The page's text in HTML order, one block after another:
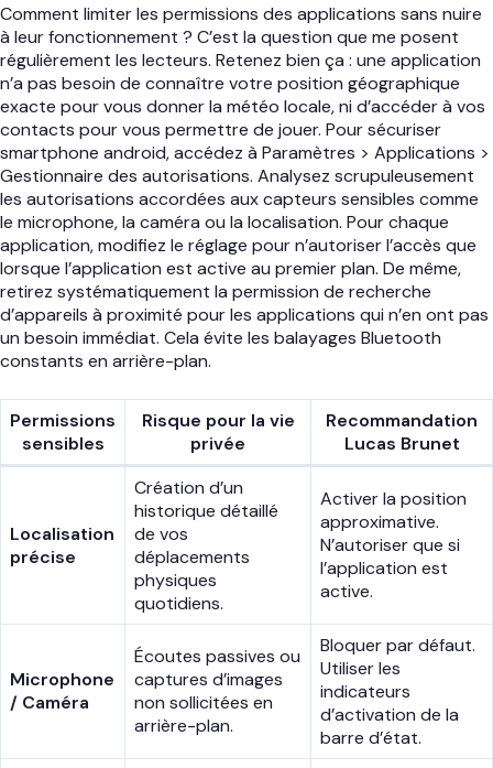
Comment limiter les permissions des applications sans nuire
à leur fonctionnement ? C’est la question que me posent
régulièrement les lecteurs. Retenez bien ça : une application
n’a pas besoin de connaître votre position géographique
exacte pour vous donner la météo locale, ni d’accéder à vos
contacts pour vous permettre de jouer. Pour sécuriser
smartphone android, accédez à Paramètres > Applications >
Gestionnaire des autorisations. Analysez scrupuleusement
les autorisations accordées aux capteurs sensibles comme
le microphone, la caméra ou la localisation. Pour chaque
application, modifiez le réglage pour n’autoriser l’accès que
lorsque l’application est active au premier plan. De même,
retirez systématiquement la permission de recherche
d’appareils à proximité pour les applications qui n’en ont pas
un besoin immédiat. Cela évite les balayages Bluetooth
constants en arrière-plan.
Permissions
sensibles
Risque pour la vie
privée
Recommandation
Lucas Brunet
Localisation
précise
Création d’un
historique détaillé
de vos
déplacements
physiques
quotidiens.
Activer la position
approximative.
N’autoriser que si
l’application est
active.
Microphone
/ Caméra
Écoutes passives ou
captures d’images
non sollicitées en
arrière-plan.
Bloquer par défaut.
Utiliser les
indicateurs
d’activation de la
barre d’état.